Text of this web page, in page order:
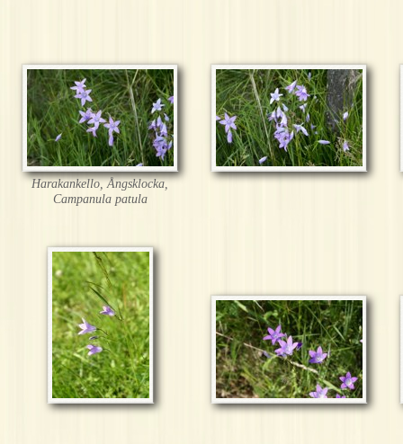
Harakankello, Ångsklocka,
Campanula patula